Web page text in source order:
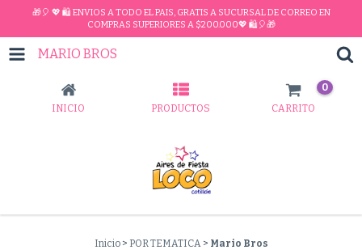
🎁🎈 💖 🛍 ENVIOS A TODO EL PAIS, GRATIS A SUCURSAL DE CORREO EN
COMPRAS SUPERIORES A $200.000💖 🛍🎈🎁
MARIO BROS
INICIO PRODUCTOS CARRITO
0
Inicio > POR TEMATICA > Mario Bros